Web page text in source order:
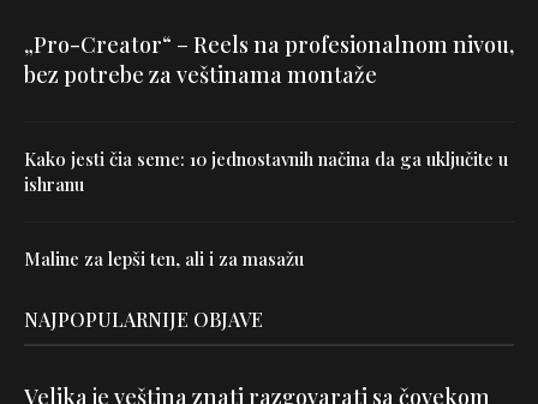
„Pro-Creator“ – Reels na profesionalnom nivou,
bez potrebe za veštinama montaže
Kako jesti čia seme: 10 jednostavnih načina da ga uključite u
ishranu
Maline za lepši ten, ali i za masažu
NAJPOPULARNIJE OBJAVE
Velika je veština znati razgovarati sa čovekom